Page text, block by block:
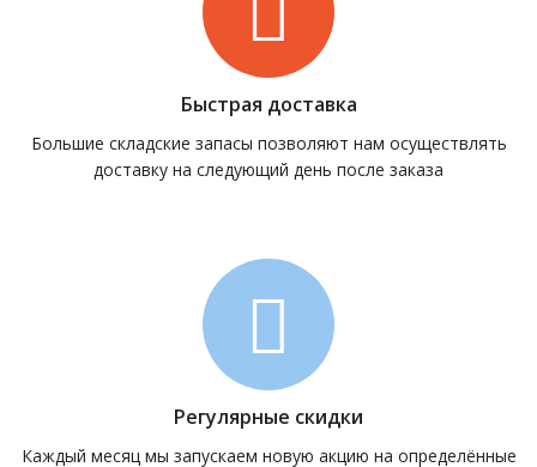
Быстрая доставка
Большие складские запасы позволяют нам осуществлять
доставку на следующий день после заказа
Регулярные скидки
Каждый месяц мы запускаем новую акцию на определённые